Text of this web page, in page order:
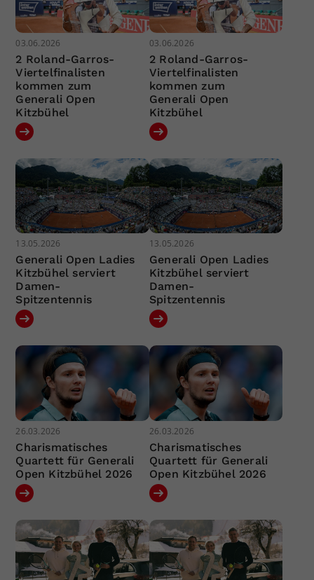
03.06.2026
2 Roland-Garros-
Viertelfinalisten
kommen zum
Generali Open
Kitzbühel
03.06.2026
2 Roland-Garros-
Viertelfinalisten
kommen zum
Generali Open
Kitzbühel
13.05.2026
Generali Open Ladies
Kitzbühel serviert
Damen-
Spitzentennis
13.05.2026
Generali Open Ladies
Kitzbühel serviert
Damen-
Spitzentennis
26.03.2026
Charismatisches
Quartett für Generali
Open Kitzbühel 2026
26.03.2026
Charismatisches
Quartett für Generali
Open Kitzbühel 2026